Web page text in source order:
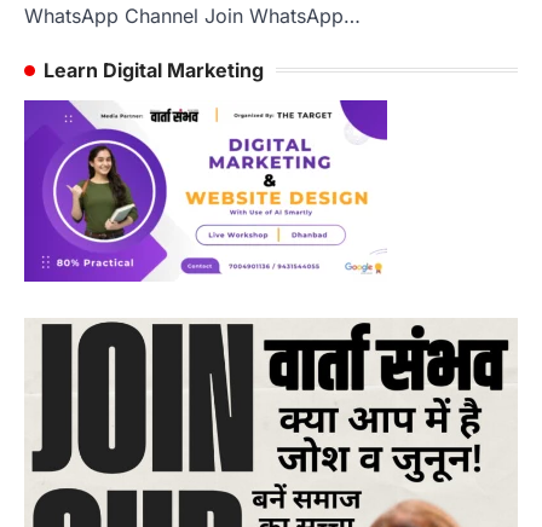
WhatsApp Channel Join WhatsApp…
Learn Digital Marketing